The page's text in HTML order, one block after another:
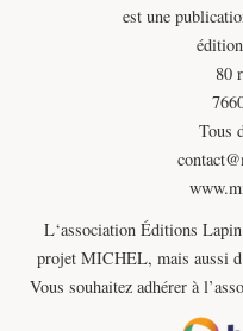
est une
80
Tous
L‘association Éditions
projet MICHEL, mais aussi
Vous souhaitez adhérer à